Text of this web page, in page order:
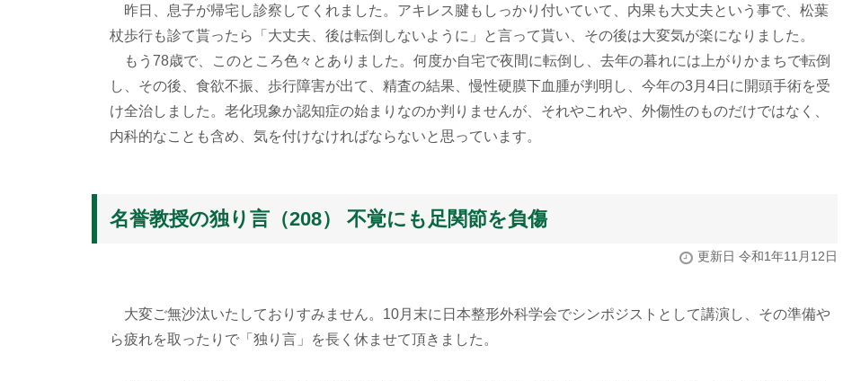
昨日、息子が帰宅し診察してくれました。アキレス腱もしっかり付いていて、内果も大丈夫という事で、松葉
杖歩行も診て貰ったら「大丈夫、後は転倒しないように」と言って貰い、その後は大変気が楽になりました。
もう78歳で、このところ色々とありました。何度か自宅で夜間に転倒し、去年の暮れには上がりかまちで転倒
し、その後、食欲不振、歩行障害が出て、精査の結果、慢性硬膜下血腫が判明し、今年の3月4日に開頭手術を受
け全治しました。老化現象か認知症の始まりなのか判りませんが、それやこれや、外傷性のものだけではなく、
内科的なことも含め、気を付けなければならないと思っています。
名誉教授の独り言（208） 不覚にも足関節を負傷
更新日 令和1年11月12日
大変ご無沙汰いたしておりすみません。10月末に日本整形外科学会でシンポジストとして講演し、その準備や
ら疲れを取ったりで「独り言」を長く休ませて頂きました。